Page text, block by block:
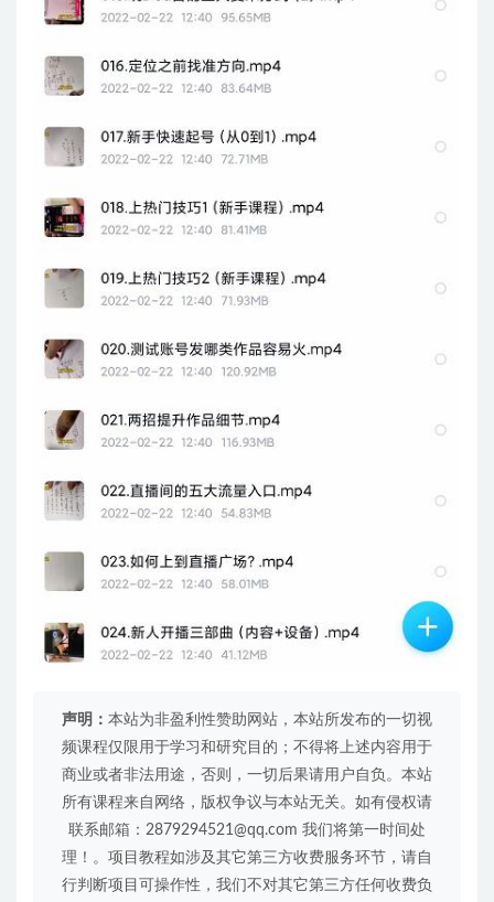
声明： 本站为非盈利性赞助网站，本站所发布的一切视
频课程仅限用于学习和研究目的；不得将上述内容用于
商业或者非法用途，否则，一切后果请用户自负。本站
所有课程来自网络，版权争议与本站无关。如有侵权请
联系邮箱：2879294521@qq.com 我们将第一时间处
理！。项目教程如涉及其它第三方收费服务环节，请自
行判断项目可操作性，我们不对其它第三方任何收费负